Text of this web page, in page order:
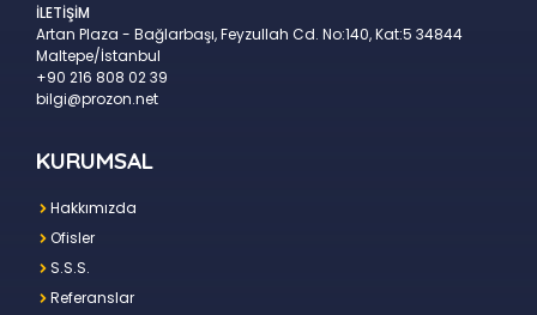
İLETİŞİM
Artan Plaza - Bağlarbaşı, Feyzullah Cd. No:140, Kat:5 34844
Maltepe/İstanbul
+90 216 808 02 39
bilgi@prozon.net
KURUMSAL
Hakkımızda
Ofisler
S.S.S.
Referanslar